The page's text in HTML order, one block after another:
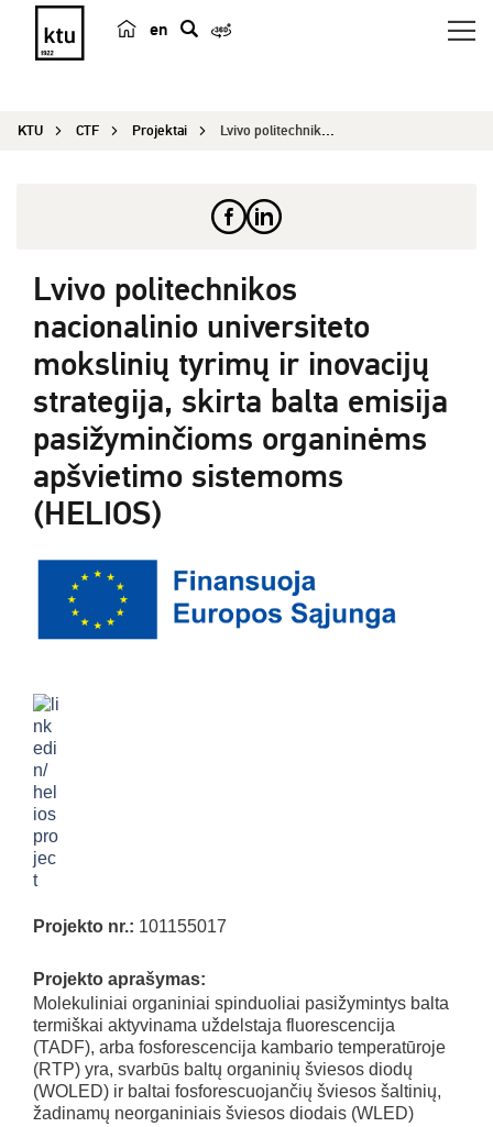
en
e
KTU CTF Projektai Lvivo politechnikos nacionalinio universiteto mo...
Lvivo politechnikos
nacionalinio universiteto
mokslinių tyrimų ir inovacijų
strategija, skirta balta emisija
pasižyminčioms organinėms
apšvietimo sistemoms
(HELIOS)
Projekto nr.: 101155017
Projekto aprašymas:
Molekuliniai organiniai spinduoliai pasižymintys balta
termiškai aktyvinama uždelstaja fluorescencija
(TADF), arba fosforescencija kambario temperatūroje
(RTP) yra, svarbūs baltų organinių šviesos diodų
(WOLED) ir baltai fosforescuojančių šviesos šaltinių,
žadinamų neorganiniais šviesos diodais (WLED)